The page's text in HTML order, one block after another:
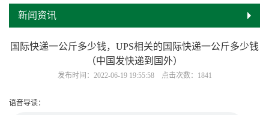
新闻资讯
国际快递一公斤多少钱，UPS相关的国际快递一公斤多少钱
（中国发快递到国外）
发布时间：2022-06-19 19:55:58 点击次数：1841
语音导读：